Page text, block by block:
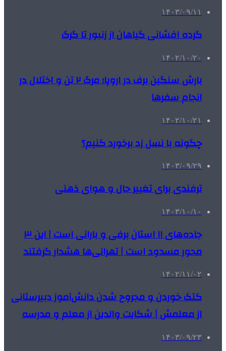
۱۴۰۳/۰۹/۱۱
گرده افشانی گیاهان از زنبور تا گرگ
۱۴۰۲/۱۰/۲۰
بارش سنگین برف در اروپا؛ مرگ ۲ تن و اختلال در
انجام سفرها
۱۴۰۲/۱۰/۲۱
چگونه با نسل زد برخورد کنیم؟
۱۴۰۳/۰۹/۲۹
ترفندی برای تغییر حال و هوای ذهنی
۱۴۰۳/۱۰/۱۰
جاده‌های ۱۱ استان برفی و بارانی است | این ۳
محور مسدود است | تهرانی‌ها هشدار گرفتند
۱۴۰۲/۱۱/۰۲
کتک خوردن و مجروح شدن دانش‌آموز دبیرستانی
از معلمش | شکایت والدین از معلم و مدرسه
۱۴۰۳/۰۹/۲۳